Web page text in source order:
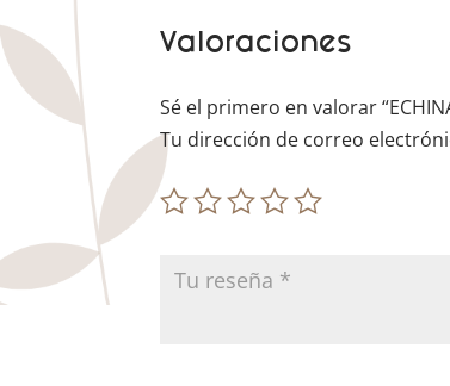
Valoraciones
Sé el primero en valorar
Tu dirección de correo